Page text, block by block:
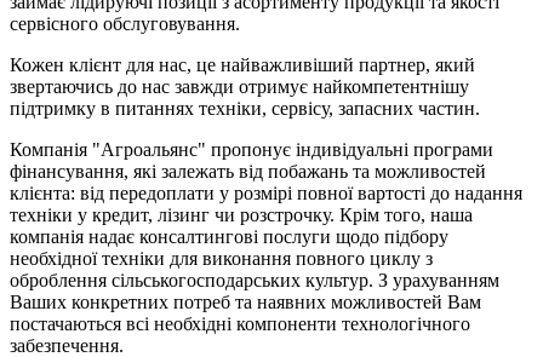
сервісного обслуговування.
Кожен клієнт для нас, це найважливіший партнер, який
звертаючись до нас завжди отримує найкомпетентнішу
підтримку в питаннях техніки, сервісу, запасних частин.
Компанія "Агроальянс" пропонує індивідуальні програми
фінансування, які залежать від побажань та можливостей
клієнта: від передоплати у розмірі повної вартості до надання
техніки у кредит, лізинг чи розстрочку. Крім того, наша
компанія надає консалтингові послуги щодо підбору
необхідної техніки для виконання повного циклу з
оброблення сільськогосподарських культур. З урахуванням
Ваших конкретних потреб та наявних можливостей Вам
постачаються всі необхідні компоненти технологічного
забезпечення.